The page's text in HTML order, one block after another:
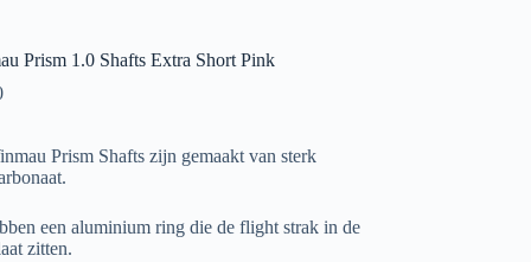
Prism 1.0 Shafts Extra Short Pink
Prism Shafts zijn gemaakt van sterk
een aluminium ring die de flight strak in de
zitten.